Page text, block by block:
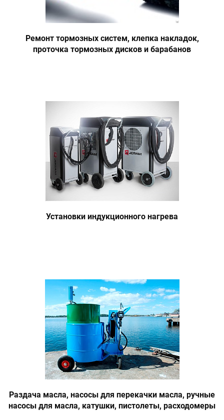
Ремонт тормозных систем, клепка накладок,
проточка тормозных дисков и барабанов
Установки индукционного нагрева
Раздача масла, насосы для перекачки масла, ручные
насосы для масла, катушки, пистолеты, расходомеры